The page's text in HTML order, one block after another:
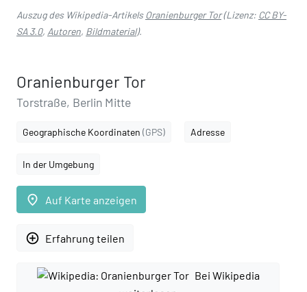
Auszug des Wikipedia-ArtikelsOranienburger Tor(Lizenz: CC BY-
SA 3.0, Autoren, Bildmaterial).
Oranienburger Tor
Torstraße, Berlin Mitte
Geographische Koordinaten (GPS) Adresse
In der Umgebung
place Auf Karte anzeigen
add_circle_outline Erfahrung teilen
Bei Wikipedia